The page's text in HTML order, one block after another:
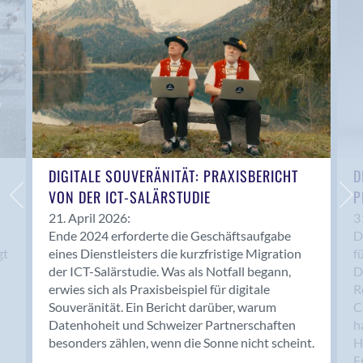
Anwil
Appenzell
Au SG
Baar
Baden
Balsthal
Balzers
Basel
Bassersdorf
Belp
Bendern
Benken (SG)
Bergdietikon
Berlin
Bern
Bern - Liebefeld
DIGITALE SOUVERÄNITÄT: PRAXISBERICHT
VON DER ICT-SALÄRSTUDIE
21. April 2026:
Ende 2024 erforderte die Geschäftsaufgabe
eines Dienstleisters die kurzfristige Migration
der ICT-Salärstudie. Was als Notfall begann,
erwies sich als Praxisbeispiel für digitale
Souveränität. Ein Bericht darüber, warum
Datenhoheit und Schweizer Partnerschaften
besonders zählen, wenn die Sonne nicht scheint.